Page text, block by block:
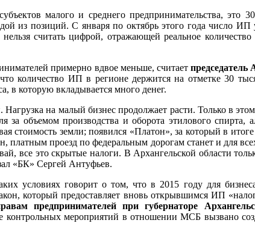
малого и среднего предпринимательства,
из позиций. С января по октябрь этого года число
считать цифрой, отражающей реальное
примерно вдвое меньше, считает
количество ИП в регионе держится на отметке 30
в которую вкладывается много денег.
на малый бизнес продолжает расти. Только в
за объемом производства и оборота этилового
стоимость земли; появился «Платон», за который в
платным проезд по федеральным дорогам станет и для
все это скрытые налоги. В Архангельской области
«БК» Сергей Антуфьев.
условиях говорит о том, что в 2015 году для
который предоставляет вновь открывшимся ИП
предпринимателей при губернаторе
контрольных мероприятий в отношении МСБ вызвано